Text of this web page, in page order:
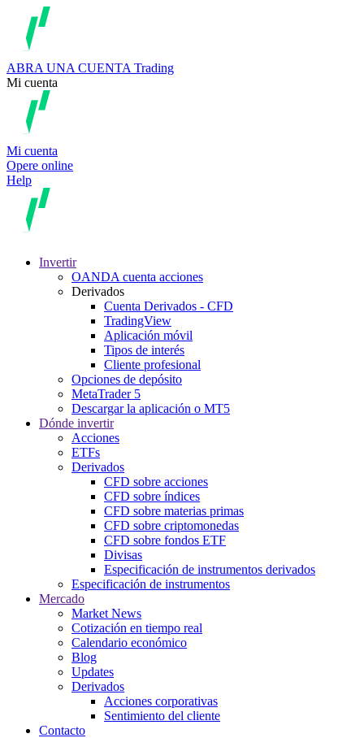
ABRA UNA CUENTA Trading
Mi cuenta
Mi cuenta
Opere online
Help
Invertir
OANDA cuenta acciones
Derivados
Cuenta Derivados - CFD
TradingView
Aplicación móvil
Tipos de interés
Cliente profesional
Opciones de depósito
MetaTrader 5
Descargar la aplicación o MT5
Dónde invertir
Acciones
ETFs
Derivados
CFD sobre acciones
CFD sobre índices
CFD sobre materias primas
CFD sobre criptomonedas
CFD sobre fondos ETF
Divisas
Especificación de instrumentos derivados
Especificación de instrumentos
Mercado
Market News
Cotización en tiempo real
Calendario económico
Blog
Updates
Derivados
Acciones corporativas
Sentimiento del cliente
Contacto